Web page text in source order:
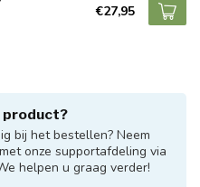
€27,95
product?
bij het bestellen? Neem
onze supportafdeling via
helpen u graag verder!